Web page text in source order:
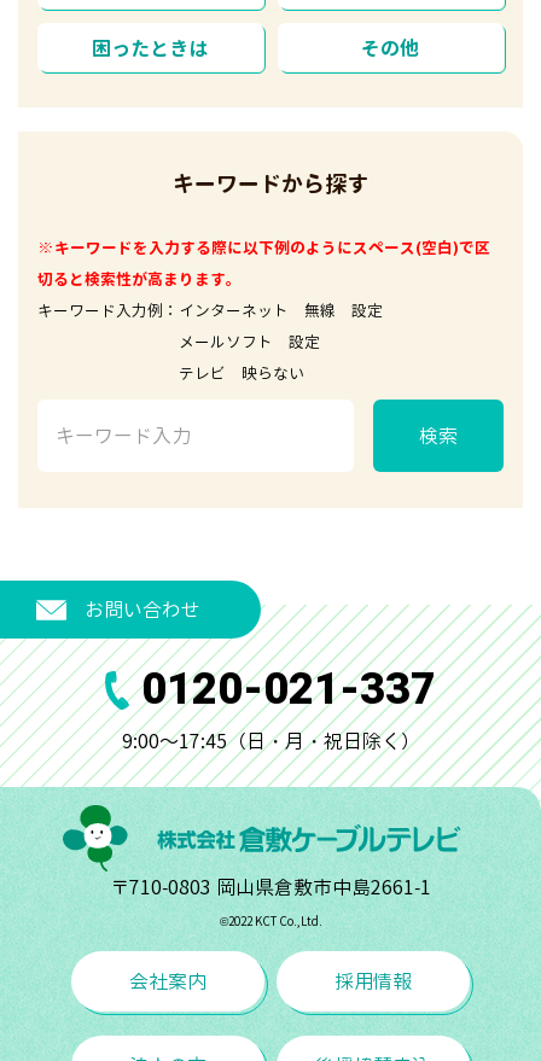
困ったときは その他
キーワードから探す
※キーワードを入力する際に以下例のようにスペース(空白)で区
切ると検索性が高まります。
キーワード入力例：インターネット 無線 設定
メールソフト 設定
テレビ 映らない
検索
お問い合わせ
0120-021-337
9:00～17:45（日・月・祝日除く）
〒710-0803 岡山県倉敷市中島2661-1
©︎2022 KCT Co.,Ltd.
会社案内 採用情報